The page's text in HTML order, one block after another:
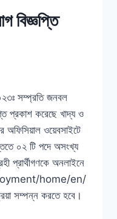
বিজ্ঞপ্তি
সম্প্রতি জনবল
প্রকাশ করেছে খাদ্য ও
অফিসিয়াল ওয়েবসাইটে
০২ টি পদে অসংখ্য
প্রার্থীগণকে অনলাইনে
home/en/
সম্পন্ন করতে হবে।